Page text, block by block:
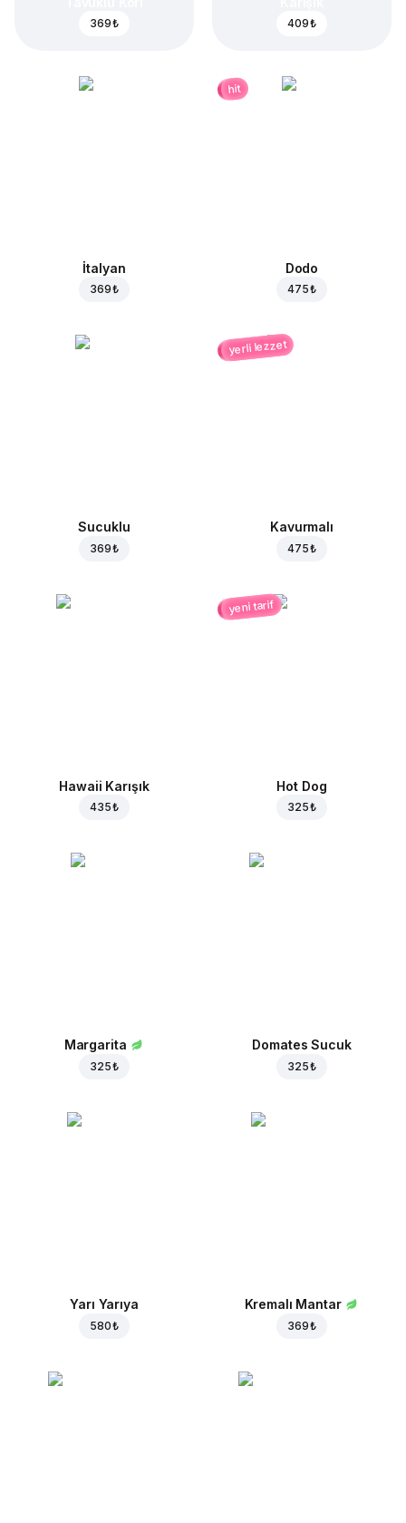
369 ₺ 409 ₺
İtalyan
369 ₺
hit
Dodo
475 ₺
Sucuklu
369 ₺
yerli lezzet
Kavurmalı
475 ₺
Hawaii Karışık
435 ₺
yeni tarif
Hot Dog
325 ₺
Margarita
325 ₺
Domates Sucuk
325 ₺
Yarı Yarıya
580 ₺
Kremalı Mantar
369 ₺